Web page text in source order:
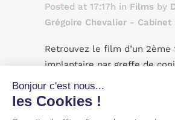
Posted at 17:17h in Films by
Grégoire Chevalier - Cabinet
Retrouvez le film d’un 2ème
implantaire par greffe de
enfoui réalisée au cabinet
Chevalier et Associés.
Bonjour c'est nous...
les Cookies !